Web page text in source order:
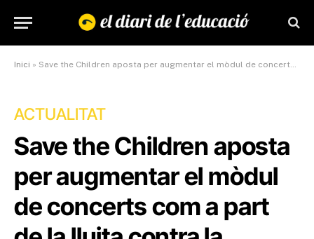
Inici » Save the Children aposta per augmentar el mòdul de concerts com a part de la lluita contra la segregació
ACTUALITAT
Save the Children aposta
per augmentar el mòdul
de concerts com a part